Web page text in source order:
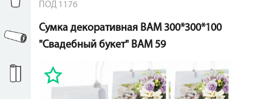
ПОД 1176
Сумка декоративная BAМ 300*300*100
"Свадебный букет" BAM 59